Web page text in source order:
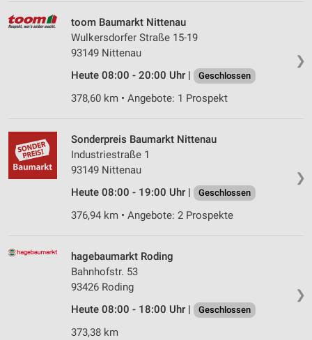
❯
toom Baumarkt Nittenau
Wulkersdorfer Straße 15-19
93149 Nittenau
Heute 08:00 - 20:00 Uhr |
Geschlossen
378,60 km • Angebote: 1 Prospekt
❯
Sonderpreis Baumarkt Nittenau
Industriestraße 1
93149 Nittenau
Heute 08:00 - 19:00 Uhr |
Geschlossen
376,94 km • Angebote: 2 Prospekte
❯
hagebaumarkt Roding
Bahnhofstr. 53
93426 Roding
Heute 08:00 - 18:00 Uhr |
Geschlossen
373,38 km